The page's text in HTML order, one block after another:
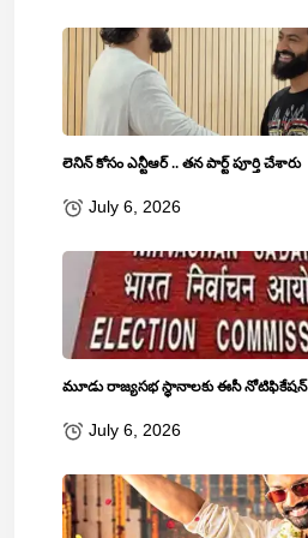
లెనిన్‌ కోసం ఎన్టీఆర్‌ .. తన పార్ట్‌ పూర్తి చేశారు
July 6, 2026
మూడు రాజ్యసభ స్థానాలకు ఈసీ నోటిఫికేషన్
July 6, 2026